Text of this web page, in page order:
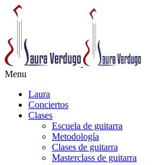
Menu
Laura
Conciertos
Clases
Escuela de guitarra
Metodología
Clases de guitarra
Masterclass de guitarra